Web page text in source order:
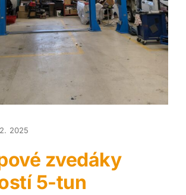
2025
zvedáky
5-tun